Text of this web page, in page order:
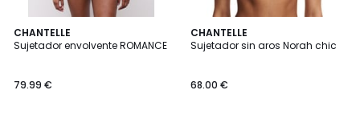
CHANTELLE
Sujetador envolvente ROMANCE
79.99 €
2
/
CHANTELLE
Sujetador sin aros Norah chic
68.00 €
4,2
/ 5